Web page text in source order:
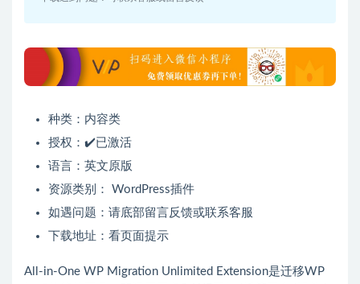
种类：内容类
授权：✔️已激活
语言：英文原版
资源类别： WordPress插件
如遇问题：请底部留言反馈或联系客服
下载地址：看页面提示
All-in-One WP Migration Unlimited Extension是迁移WP